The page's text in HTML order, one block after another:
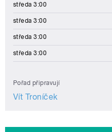
středa 3:00
středa 3:00
středa 3:00
středa 3:00
Pořad připravují
Vít Troníček